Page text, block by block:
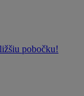
pobočku!